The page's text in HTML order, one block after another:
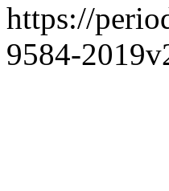
https://
9584-